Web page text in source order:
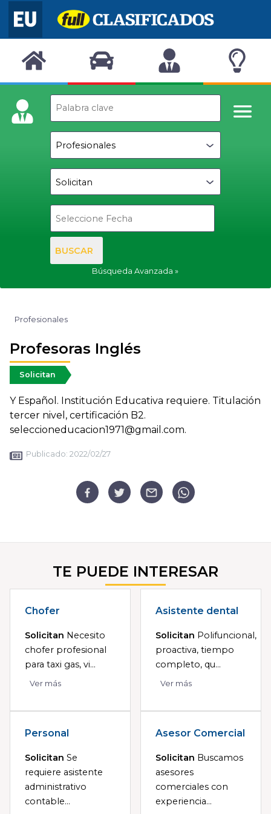
BUSCAR
Búsqueda Avanzada
Profesionales
Profesoras Inglés
Solicitan
Y Español. Institución Educativa requiere. Titulación
tercer nivel, certificación B2.
seleccioneducacion1971@gmail.com.
Publicado: 2022/02/27
TE PUEDE INTERESAR
Chofer
Solicitan Necesito
chofer profesional
para taxi gas, vi...
Ver más
Asistente dental
Solicitan Polifuncional,
proactiva, tiempo
completo, qu...
Ver más
Personal
Solicitan Se
requiere asistente
administrativo
contable...
Asesor Comercial
Solicitan Buscamos
asesores
comerciales con
experiencia...